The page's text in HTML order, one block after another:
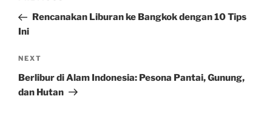
PostRencanakan Liburan ke Bangkok dengan 10 Tips
Ini
Next
Post
NEXT
Berlibur di Alam Indonesia: Pesona Pantai, Gunung,
dan Hutan